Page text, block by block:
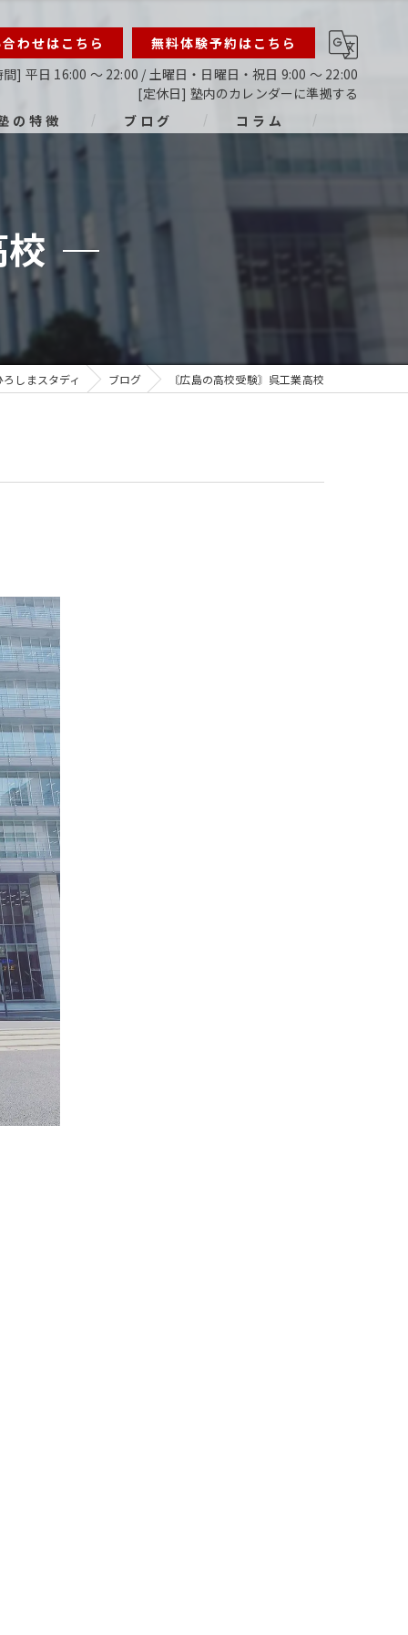
わせはこちら
無料体験予約はこちら
] 平日 16:00 ～ 22:00 / 土曜日・日曜日・祝日 9:00 ～ 22:00
[定休日] 塾内のカレンダーに準拠する
の特徴 ブログ コラム
しまスタディ ブログ 〘広島の高校受験〙呉工業高校